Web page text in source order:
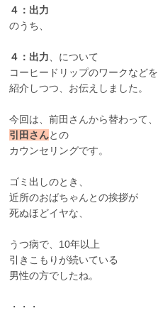
４：出力
のうち、
４：出力 、について
コーヒードリップのワークなどを
紹介しつつ、お伝えしました。
今回は、前田さんから替わって、
引田さんとの
カウンセリングです。
ゴミ出しのとき、
近所のおばちゃんとの挨拶が
死ぬほどイヤな、
うつ病で、10年以上
引きこもりが続いている
男性の方でしたね。
・・・